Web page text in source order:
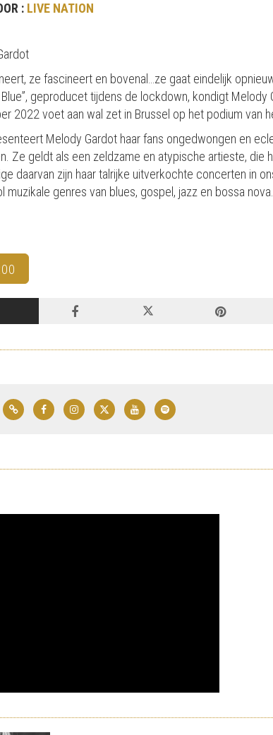
: LIVE NATION
ze fascineert en bovenal…ze gaat eindelijk
Blue”, geproducet tijdens de lockdown, kondigt
2022 voet aan wal zet in Brussel op het podium van
Melody Gardot haar fans ongedwongen en
Ze geldt als een zeldzame en atypische artieste, die
daarvan zijn haar talrijke uitverkochte concerten in
muzikale genres van blues, gospel, jazz en bossa